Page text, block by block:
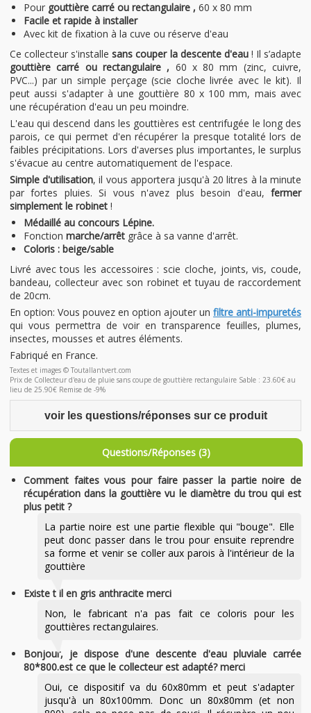
Pour gouttière carré ou rectangulaire , 60 x 80 mm
Facile et rapide à installer
Avec kit de fixation à la cuve ou réserve d'eau
Ce collecteur s'installesans couper la descente d'eau ! Il s’adapte
gouttière carré ou rectangulaire , 60 x 80 mm (zinc, cuivre,
PVC...) par un simple perçage (scie cloche livrée avec le kit). Il
peut aussi s'adapter à une gouttière 80 x 100 mm, mais avec
une récupération d'eau un peu moindre.
L'eau qui descend dans les gouttières est centrifugée le long des
parois, ce qui permet d'en récupérer la presque totalité lors de
faibles précipitations. Lors d'averses plus importantes, le surplus
s'évacue au centre automatiquement de l'espace.
Simple d'utilisation, il vous apportera jusqu'à 20 litres à la minute
par fortes pluies. Si vous n'avez plus besoin d'eau, fermer
simplement le robinet !
Médaillé au concours Lépine.
Fonction marche/arrêt grâce à sa vanne d'arrêt.
Coloris : beige/sable
Livré avec tous les accessoires : scie cloche, joints, vis, coude,
bandeau, collecteur avec son robinet et tuyau de raccordement
de 20cm.
En option: Vous pouvez en option ajouter un filtre anti-impuretés
qui vous permettra de voir en transparence feuilles, plumes,
insectes, mousses et autres éléments.
Fabriqué en France.
Textes et images © Toutallantvert.com
Prix de Collecteur d'eau de pluie sans coupe de gouttière rectangulaire Sable : 23.60€ au
lieu de 25.90€ Remise de -9%
voir les questions/réponses sur ce produit
Questions/Réponses (3)
Comment faites vous pour faire passer la partie noire de
récupération dans la gouttière vu le diamètre du trou qui est
plus petit ?
La partie noire est une partie flexible qui "bouge". Elle
peut donc passer dans le trou pour ensuite reprendre
sa forme et venir se coller aux parois à l'intérieur de la
gouttière
Existe t il en gris anthracite merci
Non, le fabricant n'a pas fait ce coloris pour les
gouttières rectangulaires.
Bonjour, je dispose d'une descente d'eau pluviale carrée
80*800.est ce que le collecteur est adapté? merci
Oui, ce dispositif va du 60x80mm et peut s'adapter
jusqu'à un 80x100mm. Donc un 80x80mm (et non